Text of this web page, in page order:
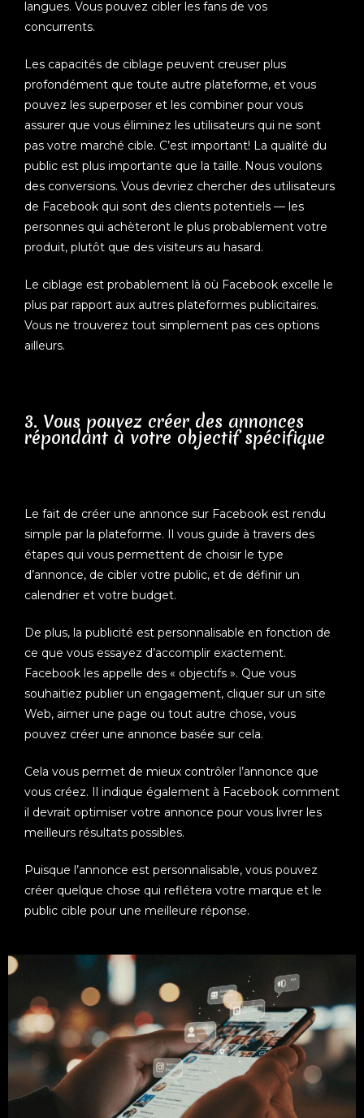
langues. Vous pouvez cibler les fans de vos
concurrents.
Les capacités de ciblage peuvent creuser plus
profondément que toute autre plateforme, et vous
pouvez les superposer et les combiner pour vous
assurer que vous éliminez les utilisateurs qui ne sont
pas votre marché cible. C’est important! La qualité du
public est plus importante que la taille. Nous voulons
des conversions. Vous devriez chercher des utilisateurs
de Facebook qui sont des clients potentiels — les
personnes qui achèteront le plus probablement votre
produit, plutôt que des visiteurs au hasard.
Le ciblage est probablement là où Facebook excelle le
plus par rapport aux autres plateformes publicitaires.
Vous ne trouverez tout simplement pas ces options
ailleurs.
3. Vous pouvez créer des annonces
répondant à votre objectif spécifique
Le fait de créer une annonce sur Facebook est rendu
simple par la plateforme. Il vous guide à travers des
étapes qui vous permettent de choisir le type
d’annonce, de cibler votre public, et de définir un
calendrier et votre budget.
De plus, la publicité est personnalisable en fonction de
ce que vous essayez d’accomplir exactement.
Facebook les appelle des « objectifs ». Que vous
souhaitiez publier un engagement, cliquer sur un site
Web, aimer une page ou tout autre chose, vous
pouvez créer une annonce basée sur cela.
Cela vous permet de mieux contrôler l’annonce que
vous créez. Il indique également à Facebook comment
il devrait optimiser votre annonce pour vous livrer les
meilleurs résultats possibles.
Puisque l’annonce est personnalisable, vous pouvez
créer quelque chose qui reflétera votre marque et le
public cible pour une meilleure réponse.